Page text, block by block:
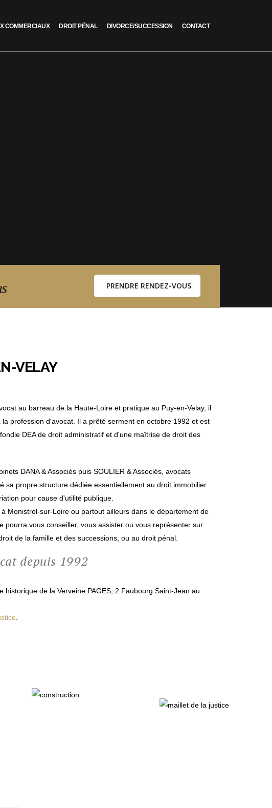
COMMERCIAUX DROIT PÉNAL DIVORCE/SUCCESSION CONTACT
PRENDRE RENDEZ-VOUS
VELAY
au barreau de la Haute-Loire et pratique au Puy-en-Velay, il
profession d'avocat. Il a prêté serment en octobre 1992 et est
DEA de droit administratif et d'une maîtrise de droit des
DANA & Associés puis SOULIER & Associés, avocats
sa propre structure dédiée essentiellement au droit immobilier
pour cause d'utilité publique.
Monistrol-sur-Loire ou partout ailleurs dans le département de
pourra vous conseiller, vous assister ou vous représenter sur
de la famille et des successions, ou au droit pénal.
depuis 1992
historique de la Verveine PAGES, 2 Faubourg Saint-Jean au